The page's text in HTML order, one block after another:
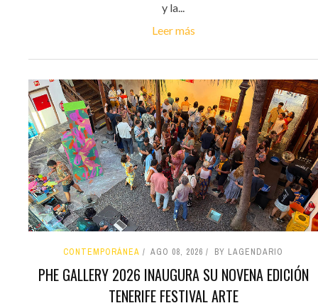
y la...
Leer más
CONTEMPORÁNEA AGO 08, 2026 BY LAGENDARIO
PHE GALLERY 2026 INAUGURA SU NOVENA EDICIÓN
TENERIFE FESTIVAL ARTE